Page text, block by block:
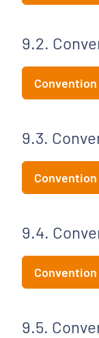
9.2.
Convention
9.3.
Convention
9.4.
Convention
9.5.